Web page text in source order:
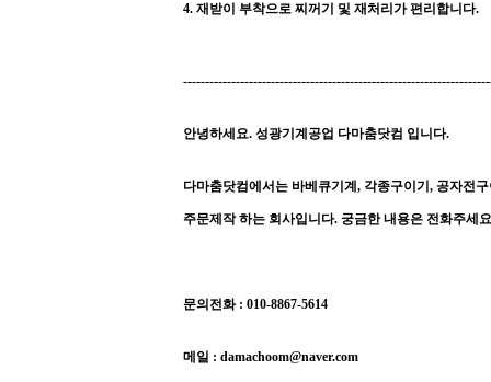
4. 재받이 부착으로 찌꺼기 및 재처리가 편리합니다.
안녕하세요. 성광기계공업 다마춤닷컴 입니다.
다마춤닷컴에서는 바베큐기계, 각종구이기, 공자전
주문제작 하는 회사입니다. 궁금한 내용은 전화주세
문의전화 : 010-8867-5614
메일 : damachoom@naver.com